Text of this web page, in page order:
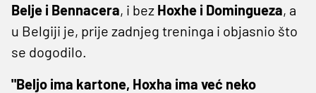
Belje i Bennacera, i bez Hoxhe i Domingueza, a
u Belgiji je, prije zadnjeg treninga i objasnio što
se dogodilo.
"Beljo ima kartone, Hoxha ima već neko